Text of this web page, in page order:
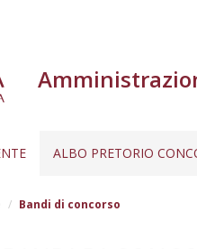
ALBO PRETORIO
Bandi di concorso